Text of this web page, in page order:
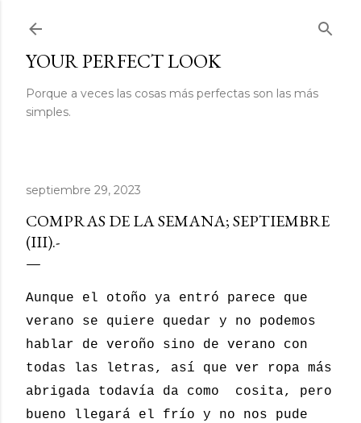
YOUR PERFECT LOOK
Porque a veces las cosas más perfectas son las más
simples.
septiembre 29, 2023
COMPRAS DE LA SEMANA; SEPTIEMBRE
(III).-
Aunque el otoño ya entró parece que
verano se quiere quedar y no podemos
hablar de veroño sino de verano con
todas las letras, así que ver ropa más
abrigada todavía da como cosita, pero
bueno llegará el frío y no nos pude